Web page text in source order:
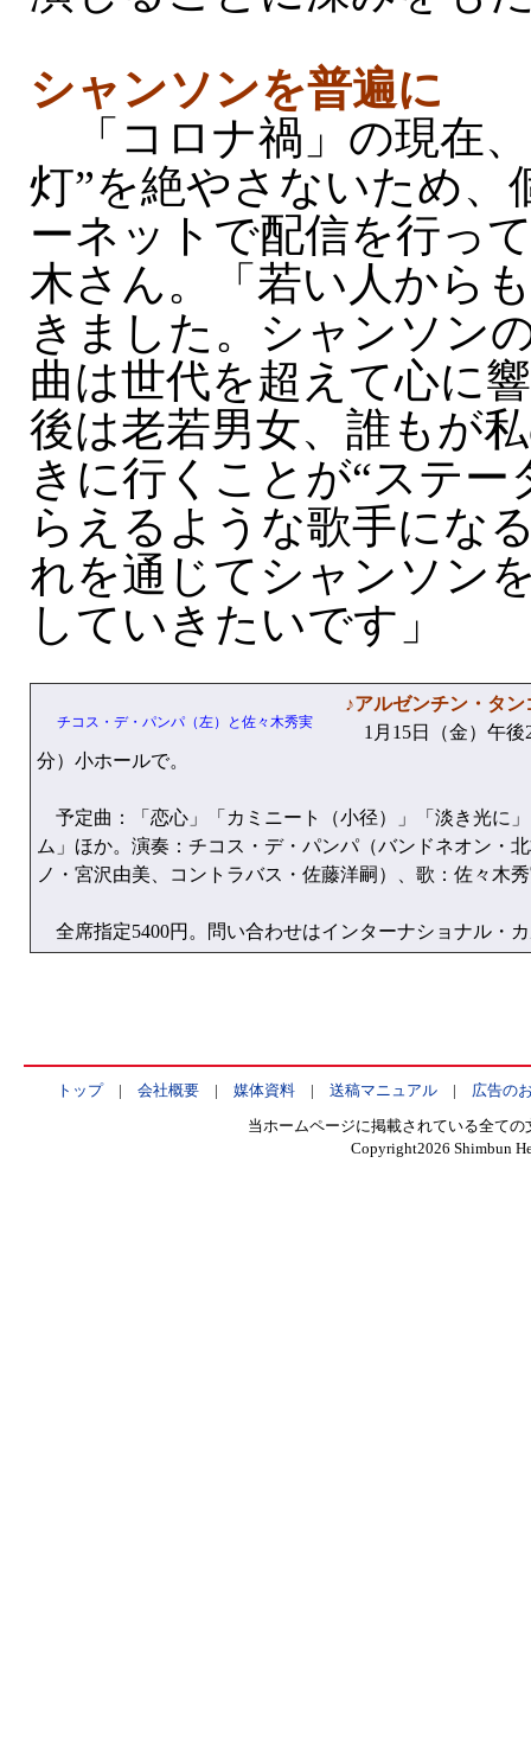
シャンソンを普遍に
「コロナ禍」の現在
灯”を絶やさないため、
ーネットで配信を行っ
木さん。「若い人から
きました。シャンソン
曲は世代を超えて心に
後は老若男女、誰もが
きに行くことが“ステー
らえるような歌手にな
れを通じてシャンソン
していきたいです」
チコス・デ・パンパ（左）と佐々木秀実
♪アルゼンチン・タ
1月15日（金）午後
分）小ホールで。
予定曲：「恋心」「カミニート（小径）」「淡き光に
ム」ほか。演奏：チコス・デ・パンパ（バンドネオン・
ノ・宮沢由美、コントラバス・佐藤洋嗣）、歌：佐々木
全席指定5400円。問い合わせはインターナショナル・カ
トップ| 会社概要| 媒体資料| 送稿マニュアル| 広告の
当ホームページに掲載されている全て
Copyright2026 Shimbun